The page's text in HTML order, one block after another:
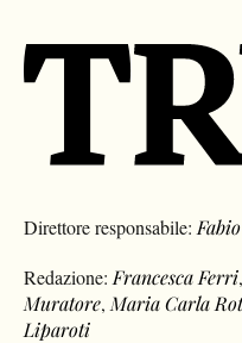
Direttore responsabile:
Redazione: Francesca Ferri
Muratore, Maria Carla
Liparoti